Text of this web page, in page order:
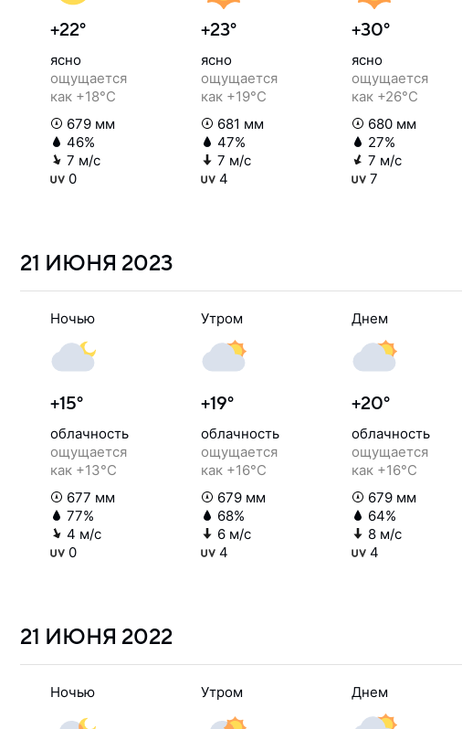
+22°
ясно
ощущается
как +18°C
679 мм
46%
7 м/с
0
+23°
ясно
ощущается
как +19°C
681 мм
47%
7 м/с
4
+30°
ясно
ощущается
как +26°C
680 мм
27%
7 м/с
7
21 ИЮНЯ 2023
Ночью
+15°
облачность
ощущается
как +13°C
677 мм
77%
4 м/с
0
Утром
+19°
облачность
ощущается
как +16°C
679 мм
68%
6 м/с
4
Днем
+20°
облачность
ощущается
как +16°C
679 мм
64%
8 м/с
4
21 ИЮНЯ 2022
Ночью Утром Днем